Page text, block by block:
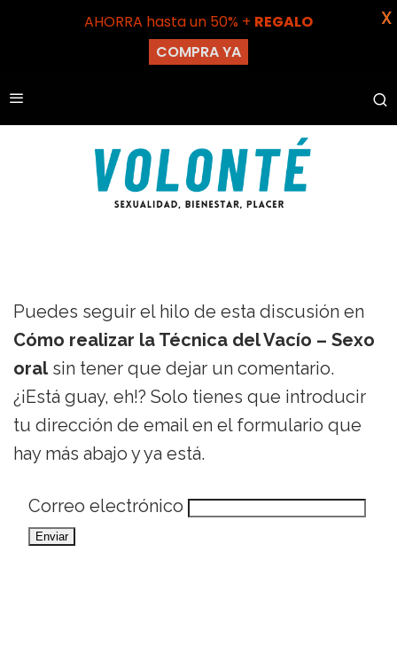
Puedes seguir el hilo de esta discusión en
Cómo realizar la Técnica del Vacío – Sexo
oral sin tener que dejar un comentario.
¿¡Está guay, eh!? Solo tienes que introducir
tu dirección de email en el formulario que
hay más abajo y ya está.
Correo electrónico
AHORRA hasta un 50% + REGALO
COMPRA YA
X